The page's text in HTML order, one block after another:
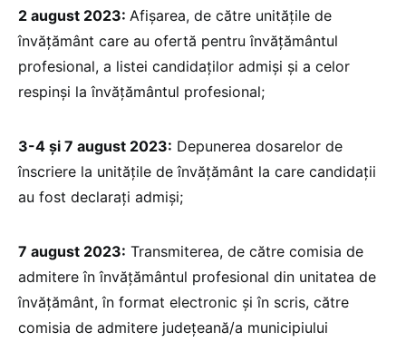
2 august 2023: Afișarea, de către unitățile de
învățământ care au ofertă pentru învățământul
profesional, a listei candidaților admiși și a celor
respinși la învățământul profesional;
3-4 și 7 august 2023: Depunerea dosarelor de
înscriere la unitățile de învățământ la care candidații
au fost declarați admiși;
7 august 2023: Transmiterea, de către comisia de
admitere în învățământul profesional din unitatea de
învățământ, în format electronic și în scris, către
comisia de admitere județeană/a municipiului